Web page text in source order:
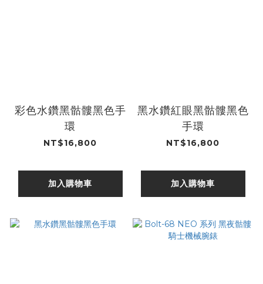
彩色水鑽黑骷髏黑色手
環
NT$16,800
加入購物車
黑水鑽紅眼黑骷髏黑色
手環
NT$16,800
加入購物車